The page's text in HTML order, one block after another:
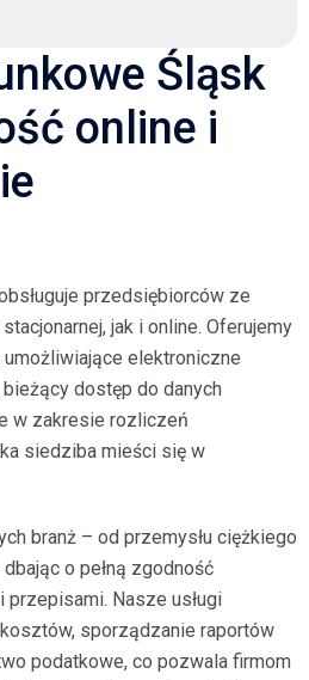
Śląsk
online i
przedsiębiorców ze
jak i online. Oferujemy
elektroniczne
dostęp do danych
w zakresie rozliczeń
siedziba mieści się w
branż – od przemysłu ciężkiego
o pełną zgodność
przepisami. Nasze usługi
sporządzanie raportów
podatkowe, co pozwala firmom